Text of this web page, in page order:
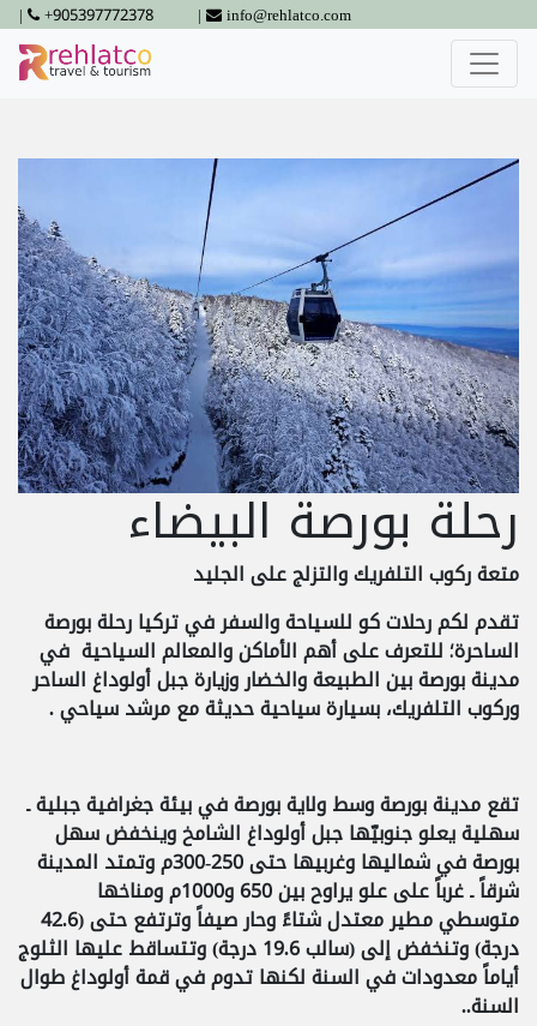
| +905397772378 | info@rehlatco.com
رحلة بورصة البيضاء
متعةركوب التلفريكوالتزلجعلىالجليد
تقدم لكم رحلات كو للسياحة والسفر في تركيا رحلة بورصة
الساحرة؛ للتعرف على أهم الأماكن والمعالم السياحية في
مدينة بورصة بين الطبيعة والخضار وزيارة جبل أولوداغ الساحر
وركوب التلفريك، بسيارة سياحية حديثة مع مرشد سياحي .
تقع مدينةبورصةوسط ولاية بورصة في بيئة جغرافية جبلية ـ
سهلية يعلو جنوبيّهاجبل أولوداغالشامخ وينخفض سهل
بورصة في شماليها وغربيها حتى 250-300م وتمتد المدينة
شرقاً ـ غرباً على علو يراوح بين 650 و1000م ومناخها
متوسطي مطير معتدل شتاءً وحار صيفاً وترتفع حتى (42.6
درجة) وتنخفض إلى (سالب 19.6 درجة) وتتساقط عليها الثلوج
أياماً معدودات في السنة لكنها تدوم في قمة أولوداغ طوال
السنة..